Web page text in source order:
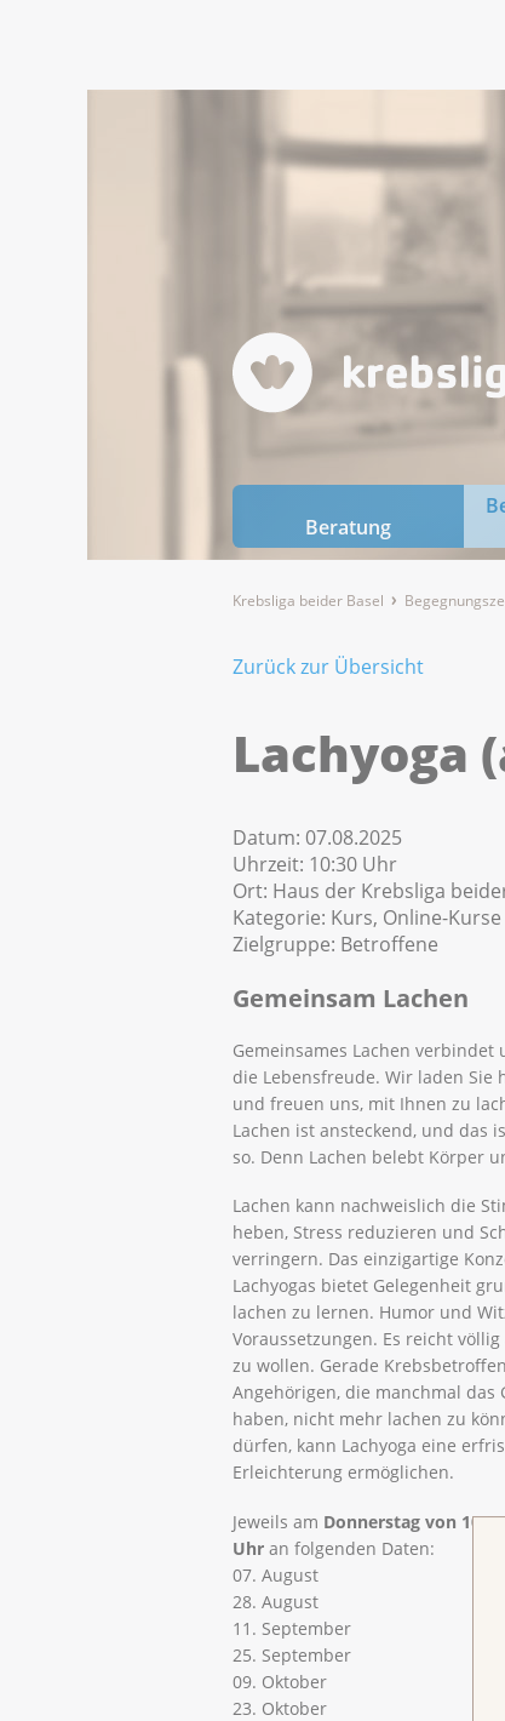
Beratung
Krebsliga beider Basel
Zurück zur Übersicht
Lachyoga
Datum: 07.08.2025
Uhrzeit: 10:30 Uhr
Ort: Haus der Krebsliga
Kategorie: Kurs, Online-Kurse
Zielgruppe: Betroffene
Gemeinsam Lachen
Gemeinsames Lachen verbindet
die Lebensfreude. Wir laden Sie
und freuen uns, mit Ihnen zu
Lachen ist ansteckend, und das
so. Denn Lachen belebt Körper
Lachen kann nachweislich die
heben, Stress reduzieren und
verringern. Das einzigartige
Lachyogas bietet Gelegenheit
lachen zu lernen. Humor und
Voraussetzungen. Es reicht völlig
zu wollen. Gerade
Angehörigen, die manchmal das
haben, nicht mehr lachen zu
dürfen, kann Lachyoga eine
Erleichterung ermöglichen.
Jeweils am Donnerstag von
Uhr an folgenden Daten:
07. August
28. August
11. September
25. September
09. Oktober
23. Oktober